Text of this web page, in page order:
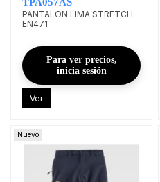
PANTALON LIMA STRETCH
EN471
Para ver precios,
inicia sesión
Ver
Nuevo